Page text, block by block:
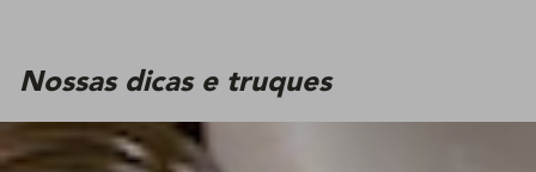
Nossas dicas e truques